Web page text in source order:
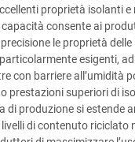
proprietà isolanti e
consente ai
le proprietà
esigenti,
con barriere all’umidità
prestazioni superiori di
di produzione si estende
di contenuto riciclato